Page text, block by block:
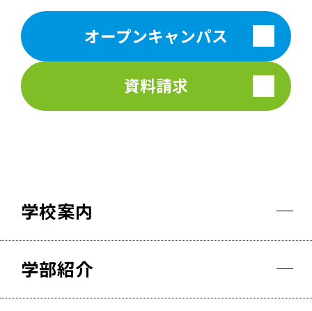
オープンキャンパス
資料請求
学校案内
学部紹介